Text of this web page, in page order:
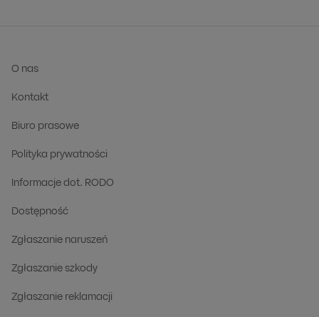
O nas
Kontakt
Biuro prasowe
Polityka prywatności
Informacje dot. RODO
Dostępność
Zgłaszanie naruszeń
Zgłaszanie szkody
Zgłaszanie reklamacji